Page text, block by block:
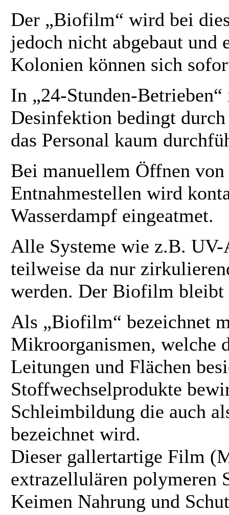
Der „Biofilm“ wird bei
jedoch nicht abgebaut und
Kolonien können sich
In „24-Stunden-
Desinfektion bedingt
das Personal kaum
Bei manuellem Öffnen von
Entnahmestellen wird
Wasserdampf eingeatmet.
Alle Systeme wie z.B.
teilweise da nur
werden. Der Biofilm bleibt
Als „Biofilm“ bezeichnet
Mikroorganismen, welche
Leitungen und Flächen
Stoffwechselprodukte
Schleimbildung die auch
bezeichnet wird.
Dieser gallertartige Film
extrazellulären polymeren
Keimen Nahrung und